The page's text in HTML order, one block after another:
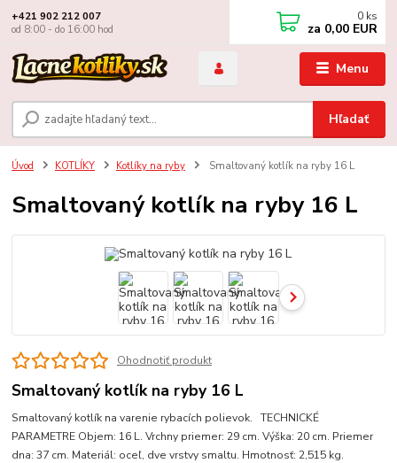
Menu
Hľadať
+421 902 212 007
od 8:00 - do 16:00 hod
0 ks
za 0,00 EUR
Úvod KOTLÍKY Kotlíky na ryby Smaltovaný kotlík na ryby 16 L
Smaltovaný kotlík na ryby 16 L
Ohodnotiť produkt
Smaltovaný kotlík na ryby 16 L
Smaltovaný kotlík na varenie rybacích polievok. TECHNICKÉ
PARAMETRE Objem: 16 L. Vrchny priemer: 29 cm. Výška: 20 cm. Priemer
dna: 37 cm. Materiál: oceľ, dve vrstvy smaltu. Hmotnosť: 2,515 kg.